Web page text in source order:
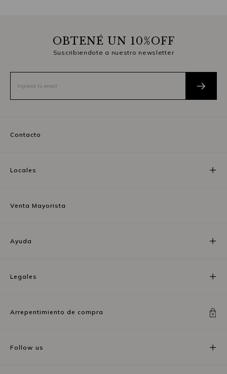
OBTENÉ UN 10%OFF
Suscribiendote a nuestro newsletter
Contacto
Locales
Venta Mayorista
Ayuda
Legales
Arrepentimiento de compra
Follow us